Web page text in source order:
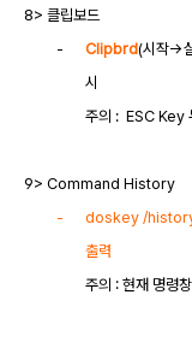
8> 클립보드
-
Clipbrd(시작->
시
주의 : ESC Key
9> Command History
-
doskey /
출력
주의 : 현재 명령